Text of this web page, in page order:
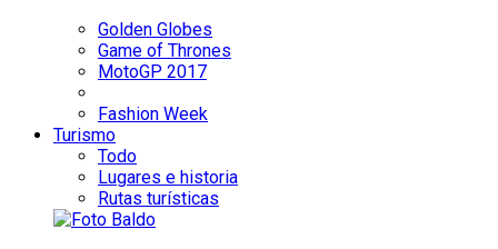
Golden Globes
Game of Thrones
MotoGP 2017
Fashion Week
Turismo
Todo
Lugares e historia
Rutas turísticas